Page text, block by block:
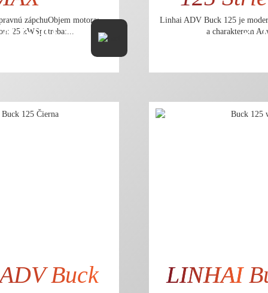
zápchuObjem motora:
25 kWSpotreba:...
6.699,- €
Linhai ADV Buck 125 je
a charakterom
Buck
LINHAI